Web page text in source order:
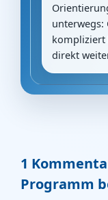
unterwegs:
kompliziert
direkt
1
Programm